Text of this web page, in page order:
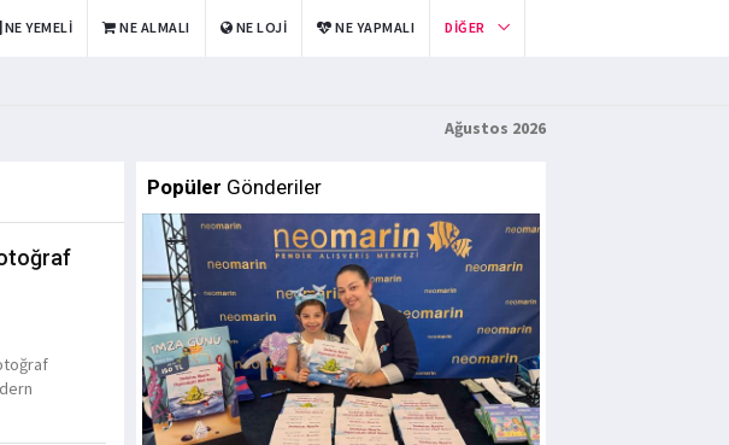
NE YEMELI NE ALMALI NE LOJI NE YAPMALI DIĞER
Ağustos 2026
Popüler Gönderiler